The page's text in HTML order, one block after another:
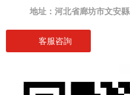
地址：河北省廊坊市文安
客服咨詢